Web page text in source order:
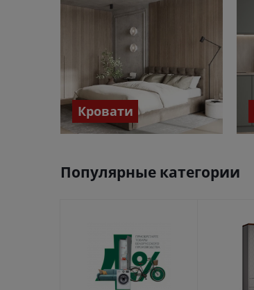
Кровати
Популярные категории